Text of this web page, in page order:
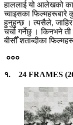
हाललाई यो आलेखको
च्वाइसका फिल्महरूबारे
हुनुहुन्छ । त्यसैले,
चर्चा गर्नेछु । किनभने
बीसौँ शताब्दीका
०००
१. 24 FRAMES